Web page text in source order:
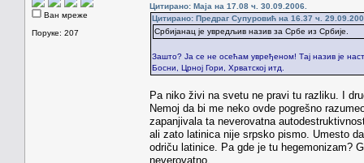
Ван мреже
Поруке: 207
Цитирано: Maja на 17.08 ч. 30.09.2006.
Цитирано: Предраг Супуровић на 16.37 ч.
Србијанац је увредљив назив за Србе из Србије.
Зашто? Ја се не осећам увређеном! Тај назив је
Босни, Црној Гори, Хрватској итд.
Pa niko živi na svetu ne pravi tu razliku. I
Nemoj da bi me neko ovde pogrešno
zapanjivala ta neverovatna
ali zato latinica nije srpsko pismo. Umesto
odriču latinice. Pa gde je tu hegemonizam?
neverovatno.